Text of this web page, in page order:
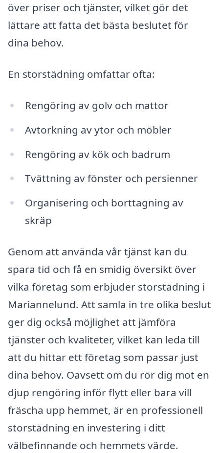
över priser och tjänster, vilket gör det
lättare att fatta det bästa beslutet för
dina behov.
En storstädning omfattar ofta:
Rengöring av golv och mattor
Avtorkning av ytor och möbler
Rengöring av kök och badrum
Tvättning av fönster och persienner
Organisering och borttagning av
skräp
Genom att använda vår tjänst kan du
spara tid och få en smidig översikt över
vilka företag som erbjuder storstädning i
Mariannelund. Att samla in tre olika beslut
ger dig också möjlighet att jämföra
tjänster och kvaliteter, vilket kan leda till
att du hittar ett företag som passar just
dina behov. Oavsett om du rör dig mot en
djup rengöring inför flytt eller bara vill
fräscha upp hemmet, är en professionell
storstädning en investering i ditt
välbefinnande och hemmets värde.